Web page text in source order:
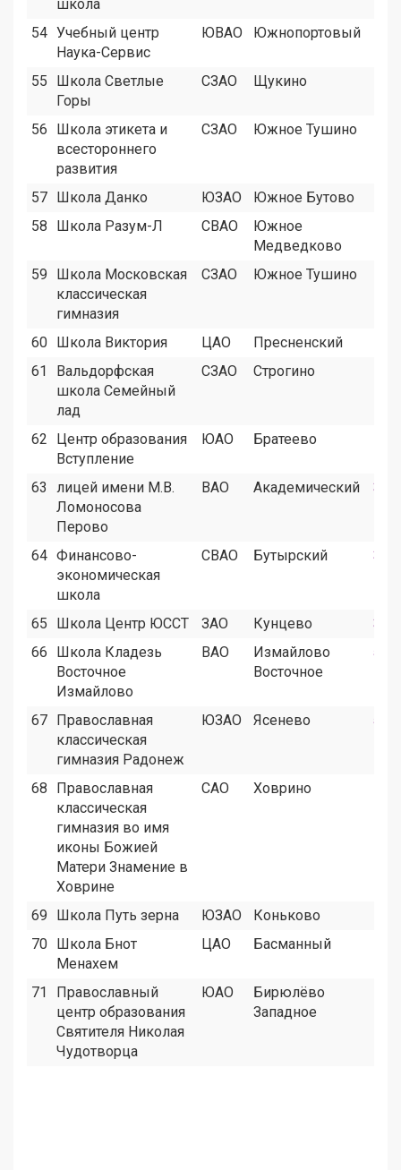
школа
54 Учебный центр
Наука-Сервис
ЮВАО Южнопортовый
55
Школа Светлые
Горы
СЗАО Щукино
56
Школа этикета и
всестороннего
развития
СЗАО Южное Тушино
57 Школа Данко ЮЗАО Южное Бутово
58
Школа Разум-Л СВАО
Южное
Медведково
59
Школа Московская
классическая
гимназия
СЗАО Южное Тушино
60 Школа Виктория ЦАО Пресненский
61
Вальдорфская
школа Семейный
лад
СЗАО Строгино
62
Центр образования
Вступление
ЮАО Братеево
63
лицей имени М.В.
Ломоносова
Перово
ВАО Академический 3
64 Финансово-
экономическая
школа
СВАО Бутырский 3
65 Школа Центр ЮССТ ЗАО Кунцево
3
66
Школа Кладезь
Восточное
Измайлово
ВАО
Измайлово
Восточное
5
67 Православная
классическая
гимназия Радонеж
ЮЗАО Ясенево 5
68
Православная
классическая
гимназия во имя
иконы Божией
Матери Знамение в
Ховрине
САО Ховрино
69 Школа Путь зерна ЮЗАО Коньково
70 Школа Бнот
Менахем
ЦАО Басманный
71
Православный
центр образования
Святителя Николая
Чудотворца
ЮАО
Бирюлёво
Западное